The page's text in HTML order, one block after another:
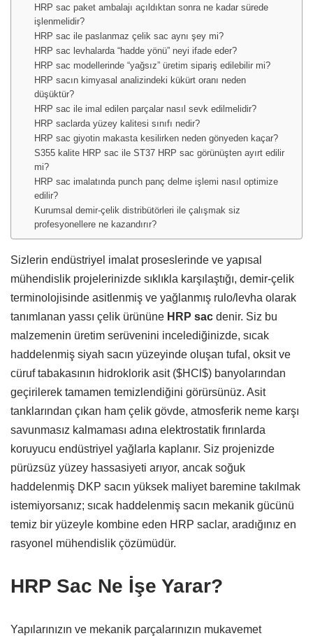
HRP sac paket ambalajı açıldıktan sonra ne kadar sürede
işlenmelidir?
HRP sac ile paslanmaz çelik sac aynı şey mi?
HRP sac levhalarda “hadde yönü” neyi ifade eder?
HRP sac modellerinde “yağsız” üretim sipariş edilebilir mi?
HRP sacın kimyasal analizindeki kükürt oranı neden
düşüktür?
HRP sac ile imal edilen parçalar nasıl sevk edilmelidir?
HRP saclarda yüzey kalitesi sınıfı nedir?
HRP sac giyotin makasta kesilirken neden gönyeden kaçar?
S355 kalite HRP sac ile ST37 HRP sac görünüşten ayırt edilir
mi?
HRP sac imalatında punch panç delme işlemi nasıl optimize
edilir?
Kurumsal demir-çelik distribütörleri ile çalışmak siz
profesyonellere ne kazandırır?
Sizlerin endüstriyel imalat proseslerinde ve yapısal
mühendislik projelerinizde sıklıkla karşılaştığı, demir-çelik
terminolojisinde asitlenmiş ve yağlanmış rulo/levha olarak
tanımlanan yassı çelik ürününe HRP sac denir. Siz bu
malzemenin üretim serüvenini incelediğinizde, sıcak
haddelenmiş siyah sacın yüzeyinde oluşan tufal, oksit ve
cüruf tabakasının hidroklorik asit ($HCl$) banyolarından
geçirilerek tamamen temizlendiğini görürsünüz. Asit
tanklarından çıkan ham çelik gövde, atmosferik neme karşı
savunmasız kalmaması adına elektrostatik fırınlarda
koruyucu endüstriyel yağlarla kaplanır. Siz projenizde
pürüzsüz yüzey hassasiyeti arıyor, ancak soğuk
haddelenmiş DKP sacın yüksek maliyet baremine takılmak
istemiyorsanız; sıcak haddelenmiş sacın mekanik gücünü
temiz bir yüzeyle kombine eden HRP saclar, aradığınız en
rasyonel mühendislik çözümüdür.
HRP Sac Ne İşe Yarar?
Yapılarınızın ve mekanik parçalarınızın mukavemet